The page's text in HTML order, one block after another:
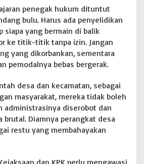
penegak hukum dituntut
bulu. Harus ada penyelidikan
siapa yang bermain di balik
ke titik-titik tanpa izin. Jangan
yang dikorbankan, sementara
pemodalnya bebas bergerak.
desa dan kecamatan, sebagai
masyarakat, mereka tidak boleh
administrasinya diserobot dan
brutal. Diamnya perangkat desa
restu yang membahayakan